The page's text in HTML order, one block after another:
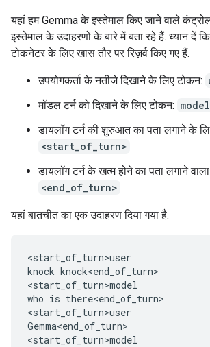
यहां हम Gemma के इस्तेमाल किए जाने वाले
इस्तेमाल के उदाहरणों के बारे में बता रहे हैं. ध्यान दें
टोकनेटर के लिए खास तौर पर रिज़र्व किए गए हैं.
उपयोगकर्ता के नतीजे दिखाने के लिए टोकन:
मॉडल टर्न को दिखाने के लिए टोकन: model
डायलॉग टर्न की शुरुआत का पता लगाने के
<start_of_turn>
डायलॉग टर्न के खत्म होने का पता लगाने
<end_of_turn>
यहां बातचीत का एक उदाहरण दिया गया है:
<start_of_turn>user
knock knock<end_of_turn>
<start_of_turn>model
who is there<end_of_turn>
<start_of_turn>user
Gemma<end_of_turn>
<start_of_turn>model